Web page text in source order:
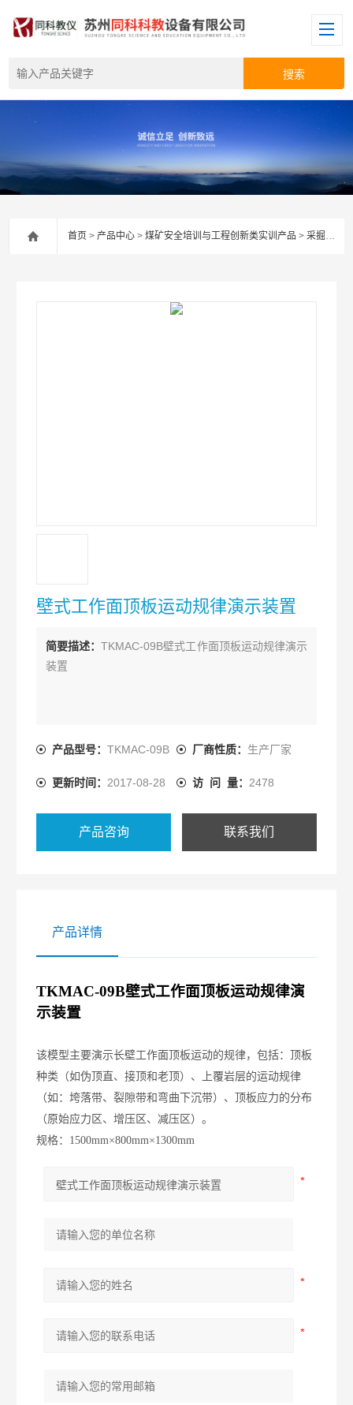
首页 >产品中心 >煤矿安全培训与工程创新类实训产品 >采掘安全实验室
壁式工作面顶板运动规律演示装置
简要描述：TKMAC-09B壁式工作面顶板运动规律演示
装置
产品型号：TKMAC-09B 厂商性质： 生产厂家
更新时间： 2017-08-28 访 问 量： 2478
产品咨询 联系我们
产品详情
TKMAC-09B壁式工作面顶板运动规律演
示装置
该模型主要演示长壁工作面顶板运动的规律，包括：顶板
种类（如伪顶直、接顶和老顶）、上覆岩层的运动规律
（如：垮落带、裂隙带和弯曲下沉带）、顶板应力的分布
（原始应力区、增压区、减压区）。
规格：1500mm×800mm×1300mm